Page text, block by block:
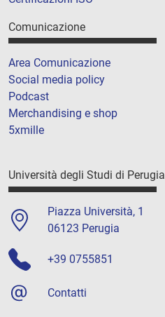
Comunicazione
Area Comunicazione
Social media policy
Podcast
Merchandising e shop
5xmille
Università degli Studi di Perugia
Piazza Università, 1
06123 Perugia
+39 0755851
Contatti